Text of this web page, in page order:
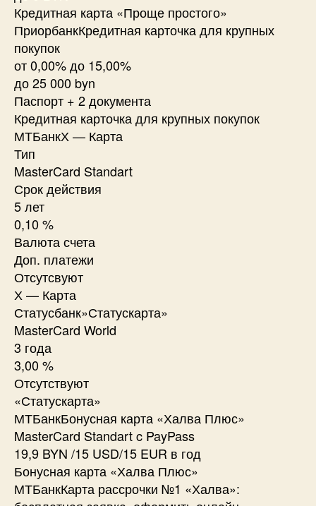
Кредитная карта «Проще простого»
ПриорбанкКредитная карточка для крупных
покупок
от 0,00% до 15,00%
до 25 000 byn
Паспорт + 2 документа
Кредитная карточка для крупных покупок
МТБанкХ — Карта
Тип
MasterCard Standart
Срок действия
5 лет
0,10 %
Валюта счета
Доп. платежи
Отсутсвуют
Х — Карта
Статусбанк»Статускарта»
MasterCard World
3 года
3,00 %
Отсутствуют
«Статускарта»
МТБанкБонусная карта «Халва Плюс»
MasterCard Standart c PayPass
19,9 BYN /15 USD/15 EUR в год
Бонусная карта «Халва Плюс»
МТБанкКарта рассрочки №1 «Халва»: